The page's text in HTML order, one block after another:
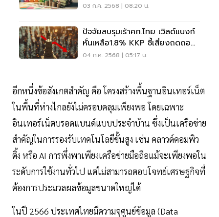
03 ก.ค. 2568 | 08:20 น.
ปัจจัยลบรุมเร้าศก.ไทย เวิลด์แบงก์
หั่นเหลือ1.8% KKP ชี้เสี่ยงถดถอย
ทางเทคนิค
04 ก.ค. 2568 | 05:17 น.
อีกหนึ่งข้อสังเกตสำคัญ คือ โครงสร้างพื้นฐานอินเทอร์เน็ต
ในพื้นที่ห่างไกลยังไม่ครอบคลุมเพียงพอ โดยเฉพาะ
อินเทอร์เน็ตบรอดแบนด์แบบประจำบ้าน ซึ่งเป็นเครือข่าย
สำคัญในการรองรับเทคโนโลยีขั้นสูง เช่น คลาวด์คอมพิว
ติ้ง หรือ AI การพึ่งพาเพียงเครือข่ายมือถือแม้จะเพียงพอใน
ระดับการใช้งานทั่วไป แต่ไม่สามารถตอบโจทย์เศรษฐกิจที่
ต้องการประมวลผลข้อมูลขนาดใหญ่ได้
ในปี 2566 ประเทศไทยมีความจุศูนย์ข้อมูล (Data